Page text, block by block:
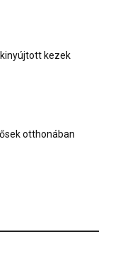
kezek
otthonában